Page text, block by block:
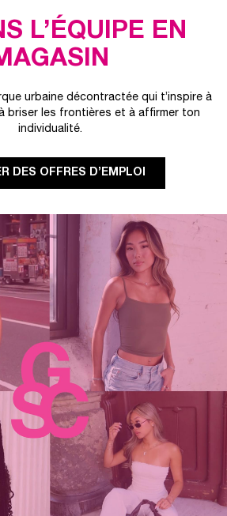
L’ÉQUIPE EN
urbaine décontractée qui t’inspire à
briser les frontières et à affirmer ton
individualité.
DES OFFRES D’EMPLOI